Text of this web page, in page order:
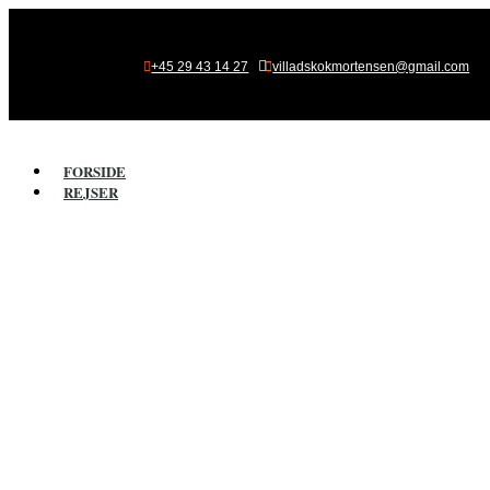
+45 29 43 14 27  villadskokmortensen@gmail.com
FORSIDE
REJSER